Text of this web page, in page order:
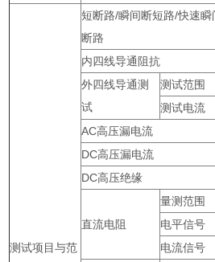
测试项目与范
短断路/瞬间断短路/快速瞬
断路
内四线导通阻抗
外四线导通测
试
测试范围
测试电流
AC高压漏电流
DC高压漏电流
DC高压绝缘
直流电阻
量测范围
电平信号
电流信号